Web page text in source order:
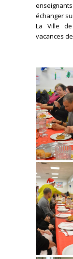
échanger
La Ville
vacances